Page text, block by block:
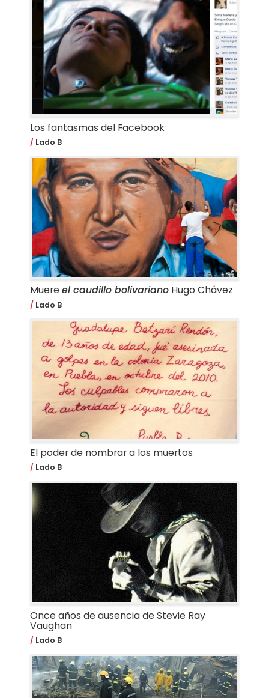
Los fantasmas del Facebook
Lado B
Muereel caudillo bolivarianoHugo Chávez
Lado B
El poder de nombrar a los muertos
Lado B
Once años de ausencia de Stevie Ray
Vaughan
Lado B